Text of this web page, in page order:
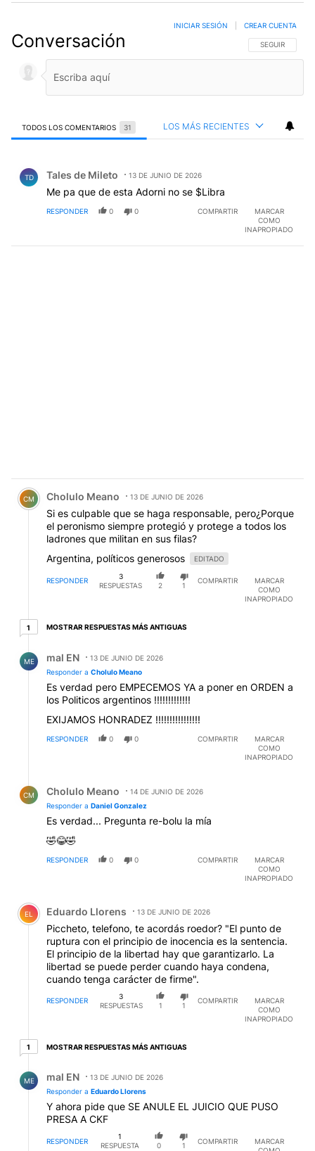
Conversación SIGA ESTA
SEGUIR
INICIAR SESIÓN CREAR CUENTA
TODOS LOS COMENTARIOS 31 LOS MÁS RECIENTES
TD Tales de Mileto 13 DE JUNIO DE 2026
Me pa que de esta Adorni no se $Libra
RESPONDER 0 0 COMPARTIR
MARCAR
COMO
INAPROPIADO
Comentario de Cholulo Meano.
CM Cholulo Meano 13 DE JUNIO DE 2026
Si es culpable que se haga responsable, pero¿Porque
el peronismo siempre protegió y protege a todos los
ladrones que militan en sus filas?
Argentina, políticos generosos
EDITADO
RESPONDER
3
RESPUESTAS
2 1
COMPARTIR
MARCAR
COMO
INAPROPIADO
11 respuesta más antiguas
MOSTRAR RESPUESTAS MÁS ANTIGUAS
ME mal EN
13 DE JUNIO DE 2026
Responder a Cholulo Meano
Es verdad pero EMPECEMOS YA a poner en ORDEN a
los Politicos argentinos !!!!!!!!!!!!!
EXIJAMOS HONRADEZ !!!!!!!!!!!!!!!!
RESPONDER 0 0 COMPARTIR
MARCAR
COMO
INAPROPIADO
CM Cholulo Meano
14 DE JUNIO DE 2026
Responder a Daniel Gonzalez
Es verdad... Pregunta re-bolu la mía
🤣😂🤣
RESPONDER 0 0 COMPARTIR
MARCAR
COMO
INAPROPIADO
Comentario de Eduardo Llorens.
EL Eduardo Llorens 13 DE JUNIO DE 2026
Piccheto, telefono, te acordás roedor? "El punto de
ruptura con el principio de inocencia es la sentencia.
El principio de la libertad hay que garantizarlo. La
libertad se puede perder cuando haya condena,
cuando tenga carácter de firme".
RESPONDER
3
RESPUESTAS
1 1
COMPARTIR
MARCAR
COMO
INAPROPIADO
11 respuesta más antiguas
MOSTRAR RESPUESTAS MÁS ANTIGUAS
ME mal EN
13 DE JUNIO DE 2026
Responder a Eduardo Llorens
Y ahora pide que SE ANULE EL JUICIO QUE PUSO
PRESA A CKF
RESPONDER
1
RESPUESTA
0 1
COMPARTIR
MARCAR